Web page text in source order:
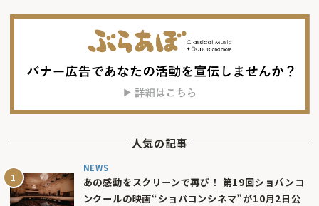
人気の記事
NEWS
あの感動をスクリーンで再び！ 第19回ショパンコ
ンクールの映画“ショパコンシネマ”が10月2日公